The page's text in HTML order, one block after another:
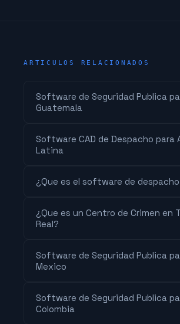
ARTICULOS RELACIONADOS
Software de Seguridad Publica
Guatemala
Software CAD de Despacho para
Latina
¿Que es el software de despacho
¿Que es un Centro de Crimen en
Real?
Software de Seguridad Publica
Mexico
Software de Seguridad Publica
Colombia